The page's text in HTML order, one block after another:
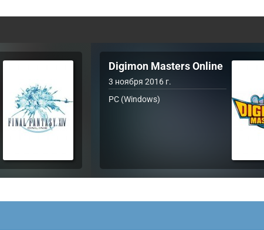
Digimon Masters Online
3 ноября 2016 г.
PC (Windows)